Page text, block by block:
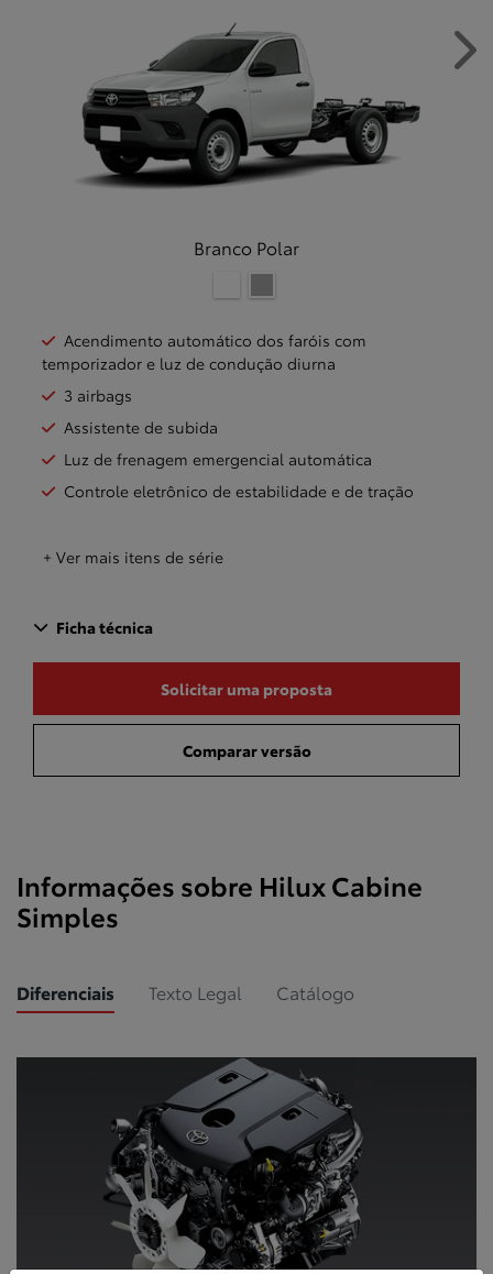
Branco Polar
Acendimento automático dos faróis com
temporizador e luz de condução diurna
3 airbags
Assistente de subida
Luz de frenagem emergencial automática
Controle eletrônico de estabilidade e de tração
+ Ver mais itens de série
Ficha técnica
Solicitar uma proposta
Comparar versão
Informações sobre Hilux Cabine
Simples
Diferenciais Texto Legal Catálogo